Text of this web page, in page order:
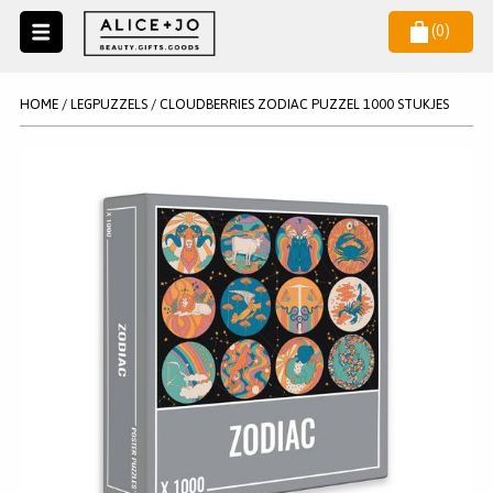
(0)
MAKE UP ACCESSOIRES
HOME/ LEGPUZZELS/ CLOUDBERRIES ZODIAC PUZZEL 1000 STUKJES
NIEUWSBRIEF
AANMELDEN